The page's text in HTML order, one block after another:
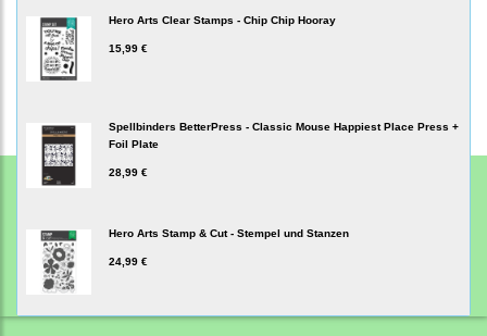
Hero Arts Clear Stamps - Chip Chip Hooray
15,99 €
Spellbinders BetterPress - Classic Mouse Happiest Place Press +
Foil Plate
28,99 €
Hero Arts Stamp & Cut - Stempel und Stanzen
24,99 €